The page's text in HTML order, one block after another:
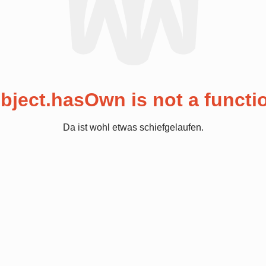
is not a
Da ist wohl etwas schiefgelaufen.